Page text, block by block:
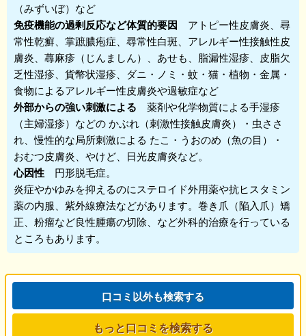
（みずいぼ）など
免疫機能の過剰反応など体質的要因 アトピー性皮膚炎、尋
常性乾癬、掌蹠膿疱症、尋常性白斑、アレルギー性接触性皮
膚炎、蕁麻疹（じんましん）、あせも、脂漏性湿疹、皮脂欠
乏性湿疹、貨幣状湿疹、ダニ・ノミ・蚊・猫・植物・金属・
食物によるアレルギー性皮膚炎や過敏症など
外部からの強い刺激による 薬剤や化学物質による手湿疹
（主婦湿疹）などの かぶれ（刺激性接触皮膚炎）・虫ささ
れ、慢性的な局所刺激による たこ・うおのめ（魚の目）・
おむつ皮膚炎、やけど、日光皮膚炎など。
心因性 円形脱毛症。
炎症やかゆみを抑えるのにステロイド外用薬や抗ヒスタミン
薬の内服、紫外線療法などがあります。巻き爪（陥入爪）矯
正、粉瘤など良性腫瘍の切除、など外科的治療を行っている
ところもあります。
口コミ以外も検索する
もっと口コミを検索する